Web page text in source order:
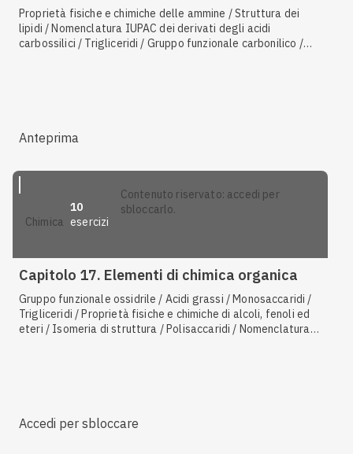
Proprietà fisiche e chimiche delle ammine / Struttura dei
lipidi / Nomenclatura IUPAC dei derivati degli acidi
carbossilici / Trigliceridi / Gruppo funzionale carbonilico /
Anteprima
chimica
10
esercizi
contenuto riservato: accedi per
sbloccarlo.
Capitolo 17. Elementi di chimica organica
Gruppo funzionale ossidrile / Acidi grassi / Monosaccaridi /
Trigliceridi / Proprietà fisiche e chimiche di alcoli, fenoli ed
eteri / Isomeria di struttura / Polisaccaridi / Nomenclatura
Accedi per sbloccare